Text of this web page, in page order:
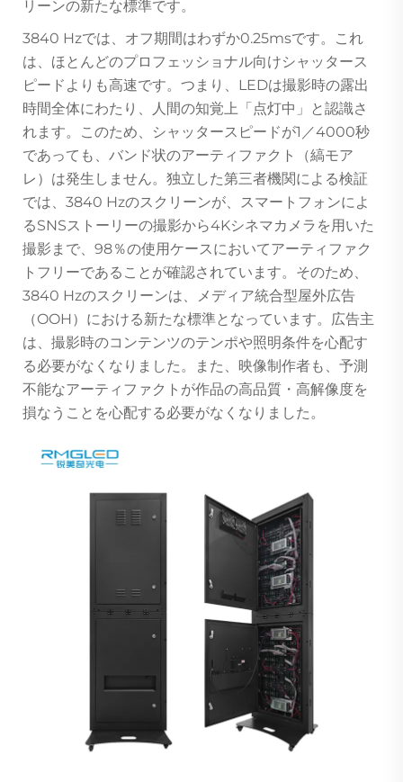
リーンの新たな標準です。
3840 Hzでは、オフ期間はわずか0.25msです。これ
は、ほとんどのプロフェッショナル向けシャッタース
ピードよりも高速です。つまり、LEDは撮影時の露出
時間全体にわたり、人間の知覚上「点灯中」と認識さ
れます。このため、シャッタースピードが1／4000秒
であっても、バンド状のアーティファクト（縞モア
レ）は発生しません。独立した第三者機関による検証
では、3840 Hzのスクリーンが、スマートフォンによ
るSNSストーリーの撮影から4Kシネマカメラを用いた
撮影まで、98％の使用ケースにおいてアーティファク
トフリーであることが確認されています。そのため、
3840 Hzのスクリーンは、メディア統合型屋外広告
（OOH）における新たな標準となっています。広告主
は、撮影時のコンテンツのテンポや照明条件を心配す
る必要がなくなりました。また、映像制作者も、予測
不能なアーティファクトが作品の高品質・高解像度を
損なうことを心配する必要がなくなりました。